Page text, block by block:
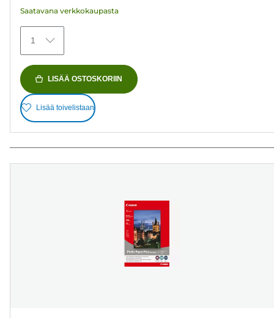
Saatavana verkkokaupasta
1
LISÄÄ OSTOSKORIIN
Lisää toivelistaan